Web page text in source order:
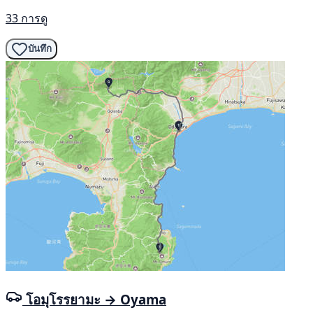
33 การดู
บันทึก
โอมุโรรยามะ → Oyama